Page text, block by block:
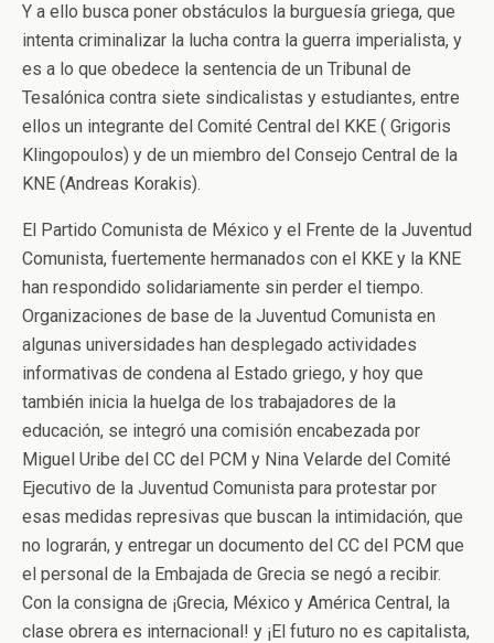
Y a ello busca poner obstáculos la burguesía griega, que
intenta criminalizar la lucha contra la guerra imperialista, y
es a lo que obedece la sentencia de un Tribunal de
Tesalónica contra siete sindicalistas y estudiantes, entre
ellos un integrante del Comité Central del KKE ( Grigoris
Klingopoulos) y de un miembro del Consejo Central de la
KNE (Andreas Korakis).
El Partido Comunista de México y el Frente de la Juventud
Comunista, fuertemente hermanados con el KKE y la KNE
han respondido solidariamente sin perder el tiempo.
Organizaciones de base de la Juventud Comunista en
algunas universidades han desplegado actividades
informativas de condena al Estado griego, y hoy que
también inicia la huelga de los trabajadores de la
educación, se integró una comisión encabezada por
Miguel Uribe del CC del PCM y Nina Velarde del Comité
Ejecutivo de la Juventud Comunista para protestar por
esas medidas represivas que buscan la intimidación, que
no lograrán, y entregar un documento del CC del PCM que
el personal de la Embajada de Grecia se negó a recibir.
Con la consigna de ¡Grecia, México y América Central, la
clase obrera es internacional! y ¡El futuro no es capitalista,